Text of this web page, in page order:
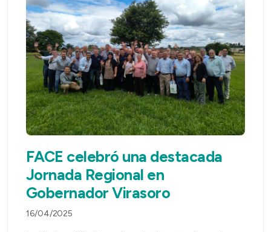
FACE celebró una destacada
Jornada Regional en
Gobernador Virasoro
16/04/2025